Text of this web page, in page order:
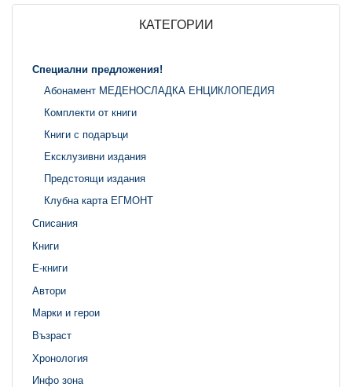
КАТЕГОРИИ
Специални предложения!
Абонамент МЕДЕНОСЛАДКА ЕНЦИКЛОПЕДИЯ
Комплекти от книги
Книги с подаръци
Ексклузивни издания
Предстоящи издания
Клубна карта ЕГМОНТ
Списания
Книги
Е-книги
Автори
Марки и герои
Възраст
Хронология
Инфо зона